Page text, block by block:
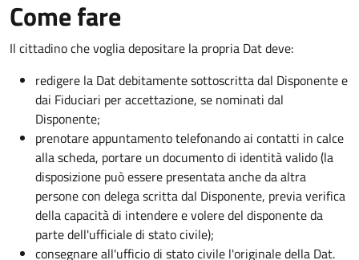
Come fare
Il cittadino che voglia depositare la propria Dat deve:
redigere la Dat debitamente sottoscritta dal Disponente e
dai Fiduciari per accettazione, se nominati dal
Disponente;
prenotare appuntamento telefonando ai contatti in calce
alla scheda, portare un documento di identità valido (la
disposizione può essere presentata anche da altra
persone con delega scritta dal Disponente, previa verifica
della capacità di intendere e volere del disponente da
parte dell'ufficiale di stato civile);
consegnare all'ufficio di stato civile l'originale della Dat.